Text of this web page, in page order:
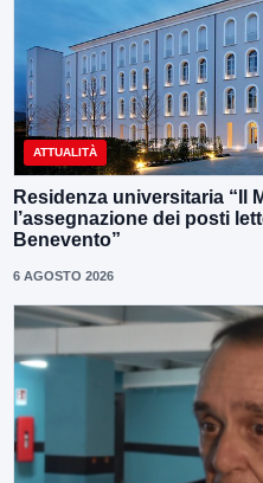
ATTUALITÀ
Residenza universitaria “Il
l’assegnazione dei posti
Benevento”
6 AGOSTO 2026